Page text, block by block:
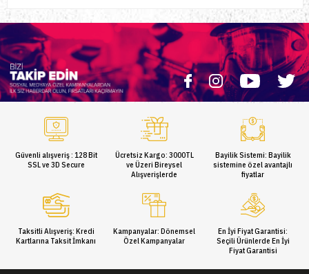
Güvenli alışveriş : 128 Bit
SSL ve 3D Secure
Ücretsiz Kargo: 3000TL
ve Üzeri Bireysel
Alışverişlerde
Bayilik Sistemi: Bayilik
sistemine özel avantajlı
fiyatlar
Taksitli Alışveriş: Kredi
Kartlarına Taksit İmkanı
Kampanyalar: Dönemsel
Özel Kampanyalar
En İyi Fiyat Garantisi:
Seçili Ürünlerde En İyi
Fiyat Garantisi